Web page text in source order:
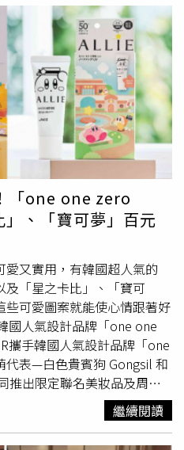
2026 全新的「膠原保濕防曬
這支現在是日本 OL 圈人手一
種「透明感美肌」就是靠
所有女生的痛：「防曬沾到黑
留痕跡，穿深色洋裝也不怕
，日常拿來當妝前乳也超合
曬！採用低海洋污染的海洋
靠它！
安耐曬膠原保濕防
／850元（圖／品牌提供）
PA++++90g／
輕水感全效防禦凝膠、輕
曬真的強大到沒對手！依然
水感全效防禦凝膠」搭載高
而是「越流汗、防護膜越強
樣非常水潤，還帶有清新療
妳隔絕空氣裡的髒污，對於
勤的女生來說，這支完全是
的膚觸保證讓妳一試成主
SPF50+/PA++++ 90g／650
PA++++ 60g／750元
提供）SUQQU 晶采防曬日霜
那絕對不能錯過 SUQQU 的
直以來都是彩妝師的心頭
滲透至角質層深處，實現長效
應對因老化而產生的毛孔、乾
重肌膚問題，讓肌膚重拾明亮
感覺皮膚變得更細緻、Q彈，
得透亮。圖／品牌提供）質
，輕拍上臉瞬間吸收，毫不
觸。香氣上，黑麴發酵液的
沉穩的麝香、雪松木調，散
採用環保可回收玻璃與永續
牌的精緻與用心。黛珂 極
元（圖／品牌提供）
被打理健康後，下一步就是
「光澤」的外衣。來自日本
是「高級光澤感」的代名
大成之作。這款水光霜擁有
即融於肌膚，能瞬間為乾燥
表面形成一道細膩的「水光
而是一種彷彿肌膚喝飽水
。兼具可愛與機能美的圓潤
肌膚。（圖／品牌提供）質
的塗抹感，即使妝後疊擦也能
燥的兩頰長時間賦予柔潤光
、鼻梁 ; 或作為保濕護理塗
「one one zero
、「寶可夢」百元
又實用，有韓國超人氣的
及「星之卡比」、「寶可
可愛圖案就能使心情跟著好
國人氣設計品牌「one one
攜手韓國人氣設計品牌「one
代表—白色貴賓狗 Gongsil 和
推出限定聯名美妝品及周邊
！兩隻快樂狗狗逗趣又幽默的
對是大寫的可愛、情緒價值給
將護膚變成一種輕鬆愉悅的
繼續閱讀